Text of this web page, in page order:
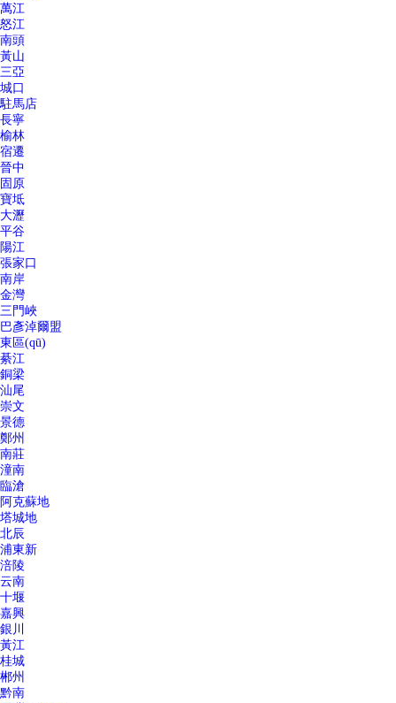
萬江
怒江
南頭
黃山
三亞
城口
駐馬店
長寧
榆林
宿遷
晉中
固原
寶坻
大瀝
平谷
陽江
張家口
南岸
金灣
三門峽
巴彥淖爾盟
東區(qū)
綦江
銅梁
汕尾
崇文
景德
鄭州
南莊
潼南
臨滄
阿克蘇地
塔城地
北辰
浦東新
涪陵
云南
十堰
嘉興
銀川
黃江
桂城
郴州
黔南